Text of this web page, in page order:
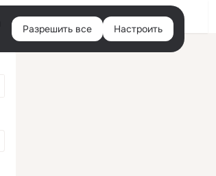
Войти
Разрешить все Настроить